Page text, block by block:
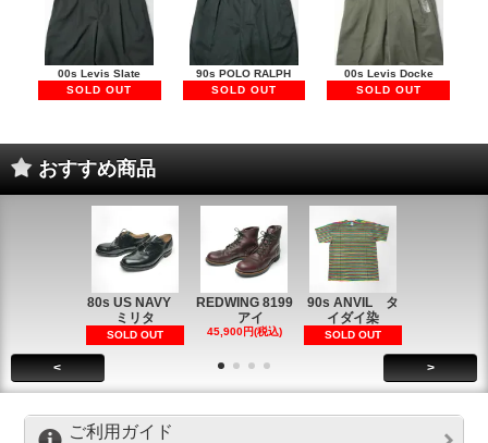
00s Levis Slate
SOLD OUT
90s POLO RALPH
SOLD OUT
00s Levis Docke
SOLD OUT
おすすめ商品
80s US NAVY
ミリタ
SOLD OUT
REDWING 8199
アイ
45,900円(税込)
90s ANVIL タ
イダイ染
SOLD OUT
< >
ご利用ガイド